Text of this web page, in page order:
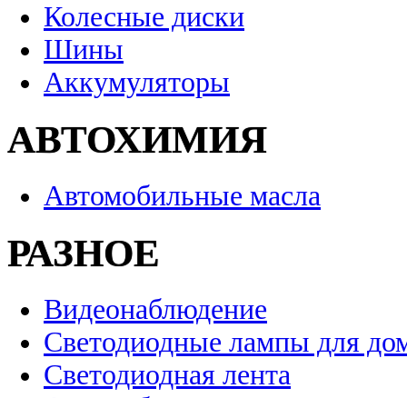
Колесные диски
Шины
Аккумуляторы
АВТОХИМИЯ
Автомобильные масла
РАЗНОЕ
Видеонаблюдение
Светодиодные лампы для
Светодиодная лента